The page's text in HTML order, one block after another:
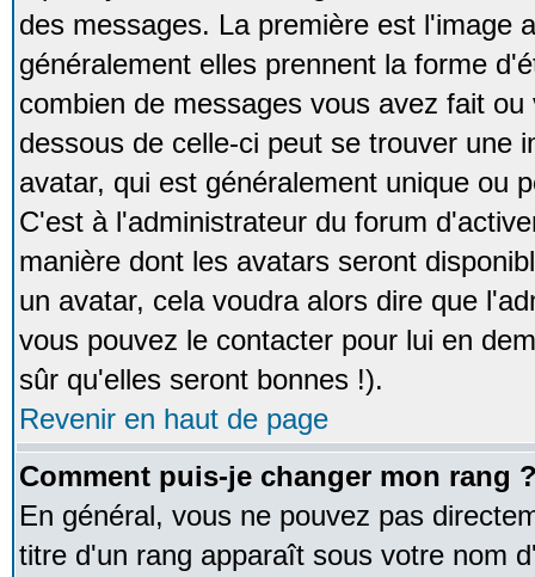
des messages. La première est l'image
généralement elles prennent la forme
combien de messages vous avez fait
dessous de celle-ci peut se trouver une
avatar, qui est généralement unique ou
C'est à l'administrateur du forum
manière dont les avatars seront
un avatar, cela voudra alors dire que
vous pouvez le contacter pour lui en
sûr qu'elles seront bonnes !).
Revenir en haut de page
Comment puis-je changer mon rang
En général, vous ne pouvez pas
titre d'un rang apparaît sous votre nom